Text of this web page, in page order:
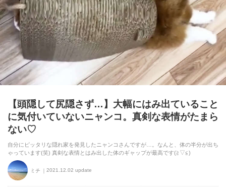
【頭隠して尻隠さず…】大幅にはみ出ていること
に気付いていないニャンコ。真剣な表情がたまら
ない♡
自分にピッタリな隠れ家を発見したニャンコさんですが…。なんと、体の半分が出ち
ゃっています(笑) 真剣な表情とはみ出した体のギャップが最高です(≧▽≦)
ミチ 2021.12.02 update